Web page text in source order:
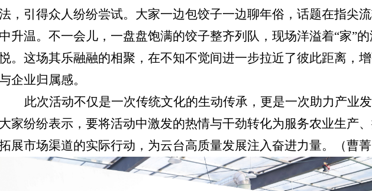
，引得众人纷纷尝试。大家一边包饺子一边聊年俗，话题在指尖
中升温。不一会儿，一盘盘饱满的饺子整齐列队，现场洋溢着“家”
。这场其乐融融的相聚，在不知不觉间进一步拉近了彼此距离，
企业归属感。
此次活动不仅是一次传统文化的生动传承，更是一次助力产业发
大家纷纷表示，要将活动中激发的热情与干劲转化为服务农业生产、
展市场渠道的实际行动，为云台高质量发展注入奋进力量。
（曹菁